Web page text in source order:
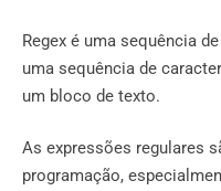
Regex é uma sequência
uma sequência de
um bloco de texto.
As expressões regulares
programação,